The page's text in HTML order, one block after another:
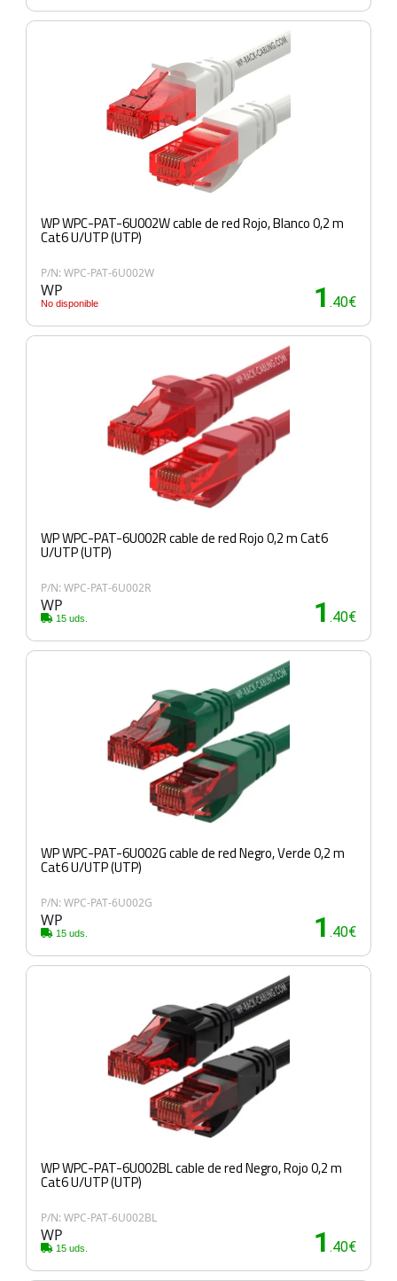
WP WPC-PAT-6U002W cable de red Rojo, Blanco 0,2 m
Cat6 U/UTP (UTP)
P/N: WPC-PAT-6U002W
WP
No disponible 1 .40€
WP WPC-PAT-6U002R cable de red Rojo 0,2 m Cat6
U/UTP (UTP)
P/N: WPC-PAT-6U002R
WP
15 uds. 1 .40€
WP WPC-PAT-6U002G cable de red Negro, Verde 0,2 m
Cat6 U/UTP (UTP)
P/N: WPC-PAT-6U002G
WP
15 uds. 1 .40€
WP WPC-PAT-6U002BL cable de red Negro, Rojo 0,2 m
Cat6 U/UTP (UTP)
P/N: WPC-PAT-6U002BL
WP
15 uds. 1 .40€